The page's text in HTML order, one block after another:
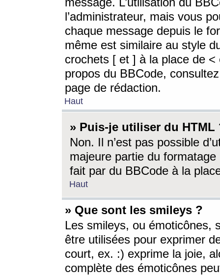
l’administrateur, mais vous
chaque message depuis le
même est similaire au style
crochets [ et ] à la place de <
propos du BBCode,
page de rédaction.
Haut
» Puis-je utiliser du HTML
Non. Il n’est pas possible
majeure partie du
fait par du BBCode à la
Haut
» Que sont les smileys ?
Les smileys, ou émoticônes,
être utilisées pour exprimer
court, ex. :) exprime la joie,
complète des émoticônes